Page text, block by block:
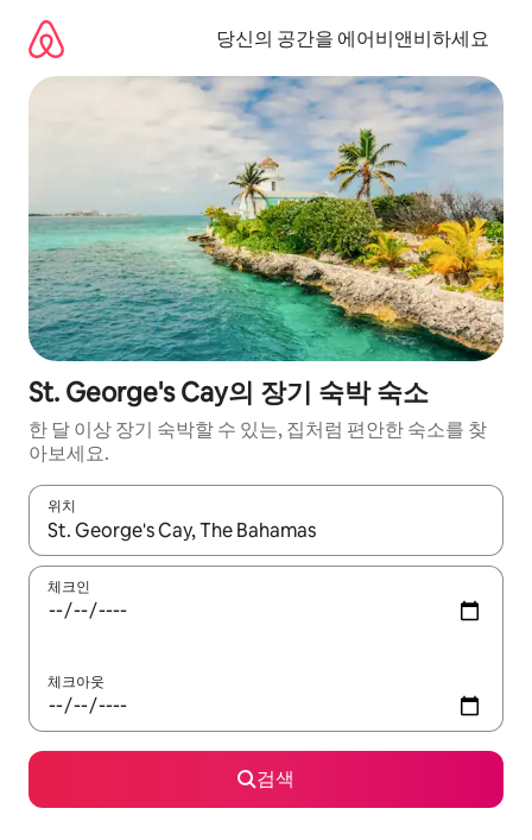
당신의 공간을 에어비앤비하세요
St. George's Cay의 장기 숙박 숙소
한 달 이상 장기 숙박할 수 있는, 집처럼 편안한 숙소를 찾
아보세요.
위치
결과가 나오면 위·아래 화살표 키를 사용하거나 터치 또는 스와이
체크인
체크아웃
검색